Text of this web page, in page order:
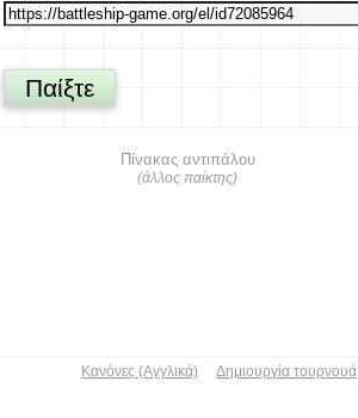
Πίνακας αντιπάλου
(άλλος παίκτης)
Παίξτε
Κανόνες (Αγγλικά) Δημιουργία τουρνουά